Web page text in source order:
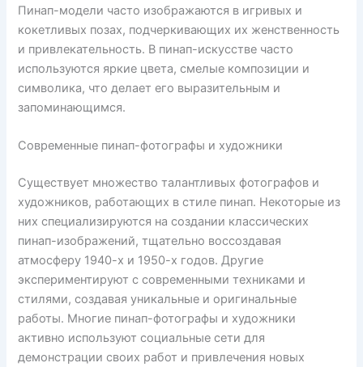
Пинап-модели часто изображаются в игривых и
кокетливых позах, подчеркивающих их женственность
и привлекательность. В пинап-искусстве часто
используются яркие цвета, смелые композиции и
символика, что делает его выразительным и
запоминающимся.
Современные пинап-фотографы и художники
Существует множество талантливых фотографов и
художников, работающих в стиле пинап. Некоторые из
них специализируются на создании классических
пинап-изображений, тщательно воссоздавая
атмосферу 1940-х и 1950-х годов. Другие
экспериментируют с современными техниками и
стилями, создавая уникальные и оригинальные
работы. Многие пинап-фотографы и художники
активно используют социальные сети для
демонстрации своих работ и привлечения новых